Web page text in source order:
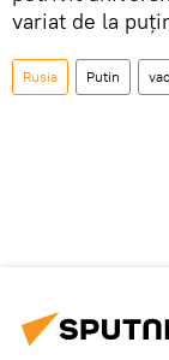
variat de la
Rusia Putin